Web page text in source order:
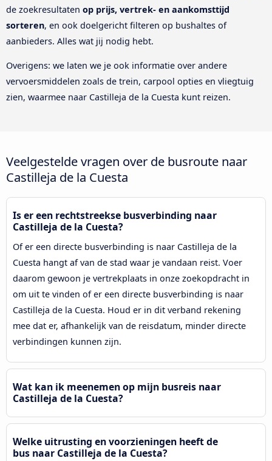
de zoekresultaten op prijs, vertrek- en aankomsttijd
sorteren, en ook doelgericht filteren op bushaltes of
aanbieders. Alles wat jij nodig hebt.
Overigens: we laten we je ook informatie over andere
vervoersmiddelen zoals de trein, carpool opties en vliegtuig
zien, waarmee naar Castilleja de la Cuesta kunt reizen.
Veelgestelde vragen over de busroute naar
Castilleja de la Cuesta
Is er een rechtstreekse busverbinding naar
Castilleja de la Cuesta?
Of er een directe busverbinding is naar Castilleja de la
Cuesta hangt af van de stad waar je vandaan reist. Voer
daarom gewoon je vertrekplaats in onze zoekopdracht in
om uit te vinden of er een directe busverbinding is naar
Castilleja de la Cuesta. Houd er in dit verband rekening
mee dat er, afhankelijk van de reisdatum, minder directe
verbindingen kunnen zijn.
Wat kan ik meenemen op mijn busreis naar
Castilleja de la Cuesta?
Welke uitrusting en voorzieningen heeft de
bus naar Castilleja de la Cuesta?